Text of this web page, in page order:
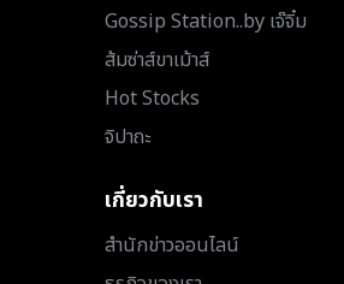
Gossip Station..by เจ๊จิ๋ม
ส้มซ่าส์ขาเม้าส์
Hot Stocks
จิปาถะ
เกี่ยวกับเรา
สำนักข่าวออนไลน์